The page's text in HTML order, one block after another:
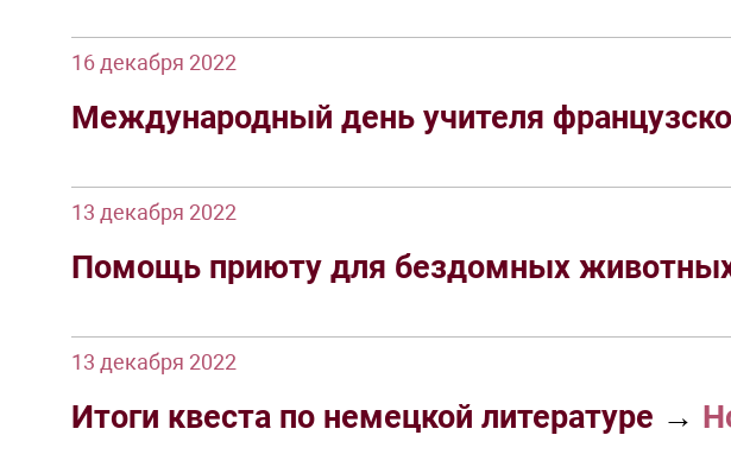
16 декабря 2022
Международный день учителя
13 декабря 2022
Помощь приюту для бездомных
13 декабря 2022
Итоги квеста по немецкой литературе →